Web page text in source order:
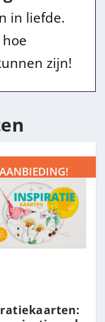
in liefde.
zijn!
AANBIEDING!